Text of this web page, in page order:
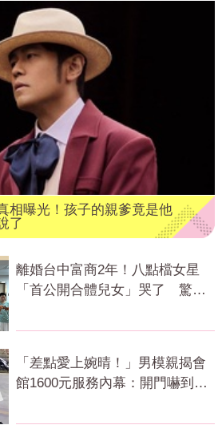
相曝光！孩子的親爹竟是他
了
離婚台中富商2年！八點檔女星
「首公開合體兒女」哭了 驚人
「差點愛上婉晴！」男模親揭會
館1600元服務內幕：開門嚇到險